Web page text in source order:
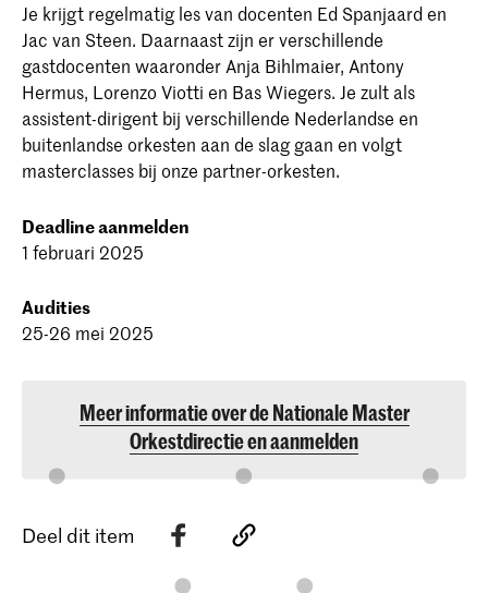
Je krijgt regelmatig les van docenten Ed Spanjaard en
Jac van Steen. Daarnaast zijn er verschillende
gastdocenten waaronder Anja Bihlmaier, Antony
Hermus, Lorenzo Viotti en Bas Wiegers. Je zult als
assistent-dirigent bij verschillende Nederlandse en
buitenlandse orkesten aan de slag gaan en volgt
masterclasses bij onze partner-orkesten.
Deadline aanmelden
1 februari 2025
Audities
25-26 mei 2025
Meer informatie over de Nationale Master
Orkestdirectie en aanmelden
Deel dit item